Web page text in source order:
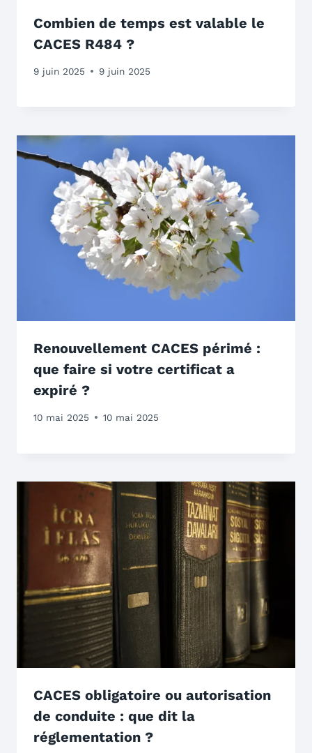
Combien de temps est valable le
CACES R484 ?
9 juin 2025 9 juin 2025
Renouvellement CACES périmé :
que faire si votre certificat a
expiré ?
10 mai 2025 10 mai 2025
CACES obligatoire ou autorisation
de conduite : que dit la
réglementation ?